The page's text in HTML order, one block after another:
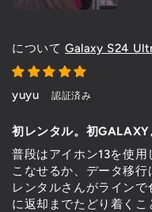
Galaxy S24
yuyu
初レンタル。初GALAXY
普段はアイホン13を使
こなせるか、データ移
レンタルさんがライン
に返却までたどり着く